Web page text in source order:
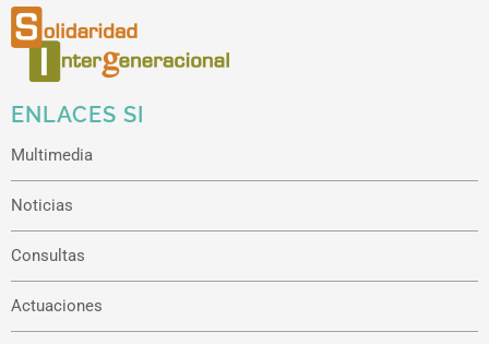
ENLACES SI
Multimedia
Noticias
Consultas
Actuaciones